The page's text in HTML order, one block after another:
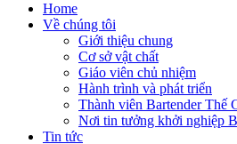
Home
Về chúng tôi
Giới thiệu chung
Cơ sở vật chất
Giáo viên chủ nhiệm
Hành trình và phát triển
Thành viên Bartender Thế
Nơi tin tưởng khởi nghiệp
Tin tức